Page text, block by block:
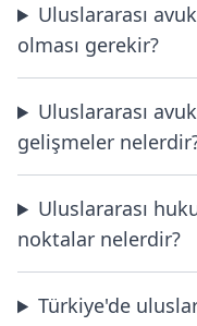
Uluslararası
olması gerekir?
Uluslararası
gelişmeler
Uluslararası
noktalar nelerdir?
Türkiye'de